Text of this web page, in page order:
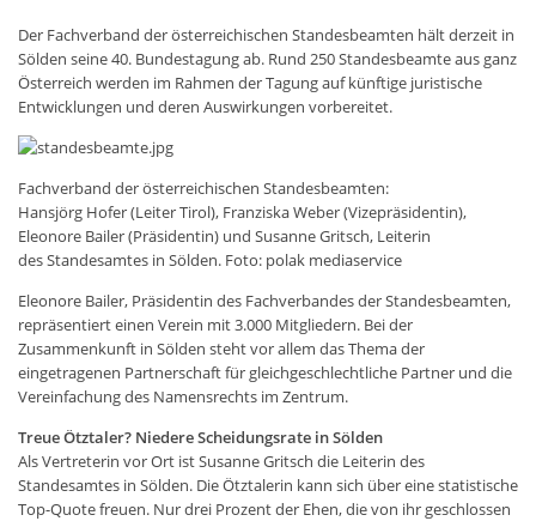
Kontakt
Datenschutzerklärung
Der Fachverband der österreichischen Standesbeamten hält derzeit in
Sölden seine 40. Bundestagung ab. Rund 250 Standesbeamte aus ganz
Österreich werden im Rahmen der Tagung auf künftige juristische
Entwicklungen und deren Auswirkungen vorbereitet.
Fachverband der österreichischen Standesbeamten:
Hansjörg Hofer (Leiter Tirol), Franziska Weber (Vizepräsidentin),
Eleonore Bailer (Präsidentin) und Susanne Gritsch, Leiterin
des Standesamtes in Sölden. Foto: polak mediaservice
Eleonore Bailer, Präsidentin des Fachverbandes der Standesbeamten,
repräsentiert einen Verein mit 3.000 Mitgliedern. Bei der
Zusammenkunft in Sölden steht vor allem das Thema der
eingetragenen Partnerschaft für gleichgeschlechtliche Partner und die
Vereinfachung des Namensrechts im Zentrum.
Treue Ötztaler? Niedere Scheidungsrate in Sölden
Als Vertreterin vor Ort ist Susanne Gritsch die Leiterin des
Standesamtes in Sölden. Die Ötztalerin kann sich über eine statistische
Top-Quote freuen. Nur drei Prozent der Ehen, die von ihr geschlossen